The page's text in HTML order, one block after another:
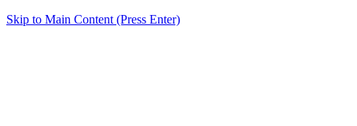
Skip to Main Content (Press Enter)